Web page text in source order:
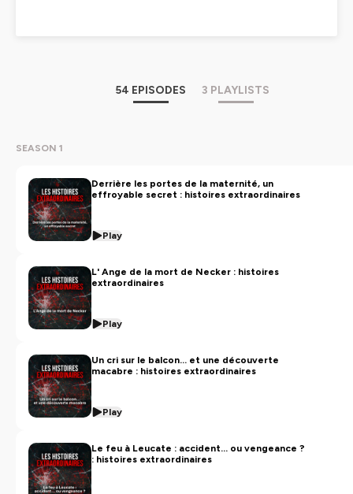
54 EPISODES 3 PLAYLISTS
SEASON 1
Derrière les portes de la maternité, un
effroyable secret : histoires extraordinaires
Play
L' Ange de la mort de Necker : histoires
extraordinaires
Play
Un cri sur le balcon... et une découverte
macabre : histoires extraordinaires
Play
Le feu à Leucate : accident... ou vengeance ?
: histoires extraordinaires